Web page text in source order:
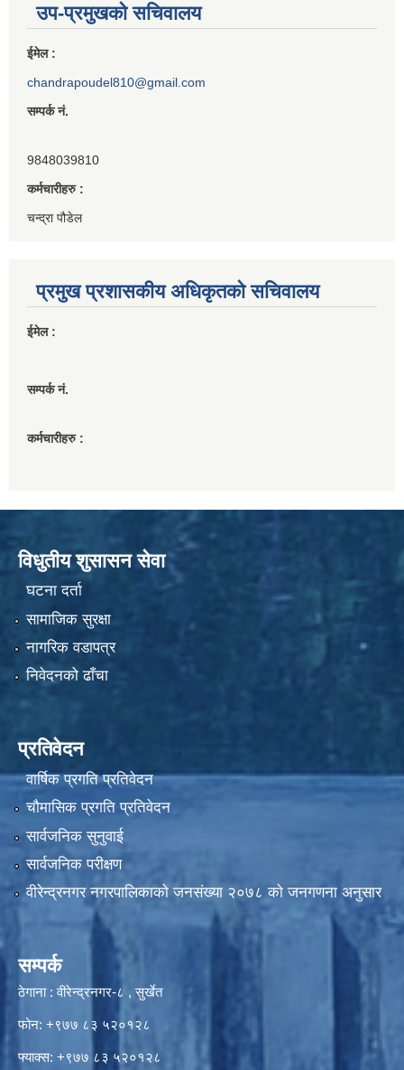
उप-प्रमुखको सचिवालय
ईमेल :
chandrapoudel810@gmail.com
सम्पर्क नं.
9848039810
कर्मचारीहरु :
चन्द्रा पौडेल
प्रमुख प्रशासकीय अधिकृतको सचिवालय
ईमेल :
सम्पर्क नं.
कर्मचारीहरु :
विधुतीय शुसासन सेवा
घटना दर्ता
सामाजिक सुरक्षा
नागरिक वडापत्र
निवेदनको ढाँचा
प्रतिवेदन
वार्षिक प्रगति प्रतिवेदन
चौमासिक प्रगति प्रतिवेदन
सार्वजनिक सुनुवाई
सार्वजनिक परीक्षण
वीरेन्द्रनगर नगरपालिकाकाे जनसंख्या २०७८ काे जनगणना अनुसार
सम्पर्क
ठेगाना : वीरेन्द्रनगर-८ , सुर्खेत
फोन: +९७७ ८३ ५२०१२८
फ्याक्स: +९७७ ८३ ५२०१२८